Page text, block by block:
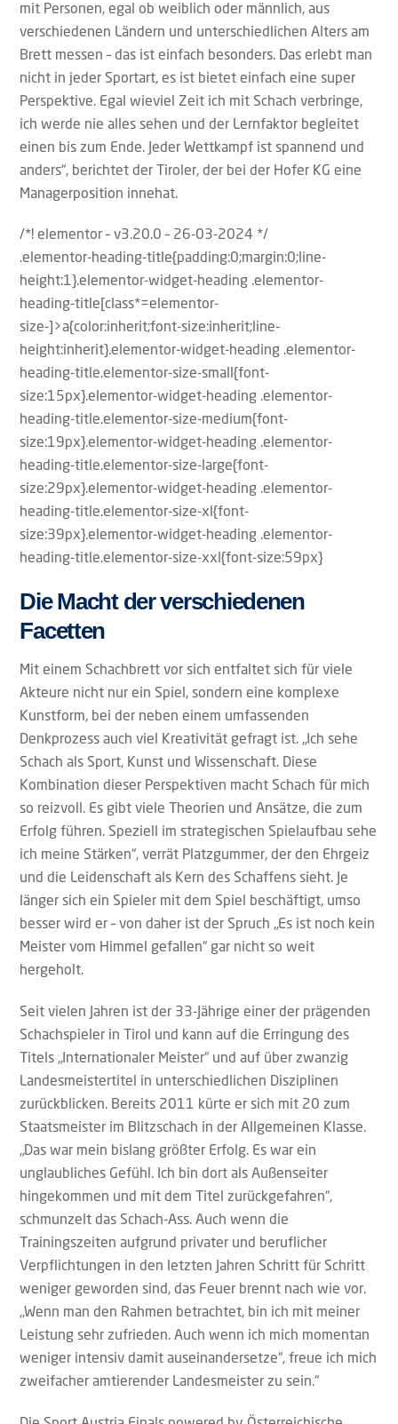
mit Personen, egal ob weiblich oder männlich, aus
verschiedenen Ländern und unterschiedlichen Alters am
Brett messen – das ist einfach besonders. Das erlebt man
nicht in jeder Sportart, es ist bietet einfach eine super
Perspektive. Egal wieviel Zeit ich mit Schach verbringe,
ich werde nie alles sehen und der Lernfaktor begleitet
einen bis zum Ende. Jeder Wettkampf ist spannend und
anders“, berichtet der Tiroler, der bei der Hofer KG eine
Managerposition innehat.
/*! elementor – v3.20.0 – 26-03-2024 */
.elementor-heading-title{padding:0;margin:0;line-
height:1}.elementor-widget-heading .elementor-
heading-title[class*=elementor-
size-]>a{color:inherit;font-size:inherit;line-
height:inherit}.elementor-widget-heading .elementor-
heading-title.elementor-size-small{font-
size:15px}.elementor-widget-heading .elementor-
heading-title.elementor-size-medium{font-
size:19px}.elementor-widget-heading .elementor-
heading-title.elementor-size-large{font-
size:29px}.elementor-widget-heading .elementor-
heading-title.elementor-size-xl{font-
size:39px}.elementor-widget-heading .elementor-
heading-title.elementor-size-xxl{font-size:59px}
Die Macht der verschiedenen
Facetten
Mit einem Schachbrett vor sich entfaltet sich für viele
Akteure nicht nur ein Spiel, sondern eine komplexe
Kunstform, bei der neben einem umfassenden
Denkprozess auch viel Kreativität gefragt ist. „Ich sehe
Schach als Sport, Kunst und Wissenschaft. Diese
Kombination dieser Perspektiven macht Schach für mich
so reizvoll. Es gibt viele Theorien und Ansätze, die zum
Erfolg führen. Speziell im strategischen Spielaufbau sehe
ich meine Stärken“, verrät Platzgummer, der den Ehrgeiz
und die Leidenschaft als Kern des Schaffens sieht. Je
länger sich ein Spieler mit dem Spiel beschäftigt, umso
besser wird er – von daher ist der Spruch „Es ist noch kein
Meister vom Himmel gefallen“ gar nicht so weit
hergeholt.
Seit vielen Jahren ist der 33-Jährige einer der prägenden
Schachspieler in Tirol und kann auf die Erringung des
Titels „Internationaler Meister“ und auf über zwanzig
Landesmeistertitel in unterschiedlichen Disziplinen
zurückblicken. Bereits 2011 kürte er sich mit 20 zum
Staatsmeister im Blitzschach in der Allgemeinen Klasse.
„Das war mein bislang größter Erfolg. Es war ein
unglaubliches Gefühl. Ich bin dort als Außenseiter
hingekommen und mit dem Titel zurückgefahren“,
schmunzelt das Schach-Ass. Auch wenn die
Trainingszeiten aufgrund privater und beruflicher
Verpflichtungen in den letzten Jahren Schritt für Schritt
weniger geworden sind, das Feuer brennt nach wie vor.
„Wenn man den Rahmen betrachtet, bin ich mit meiner
Leistung sehr zufrieden. Auch wenn ich mich momentan
weniger intensiv damit auseinandersetze“, freue ich mich
zweifacher amtierender Landesmeister zu sein.“